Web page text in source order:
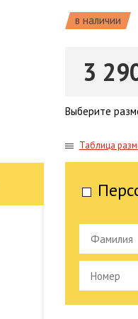
в наличии
3
Выберите
Таблица